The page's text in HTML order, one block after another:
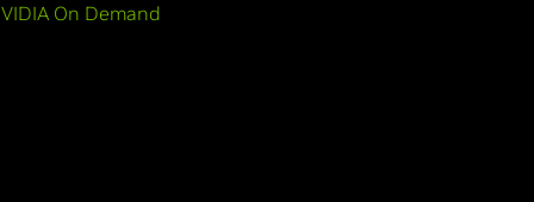
On Demand